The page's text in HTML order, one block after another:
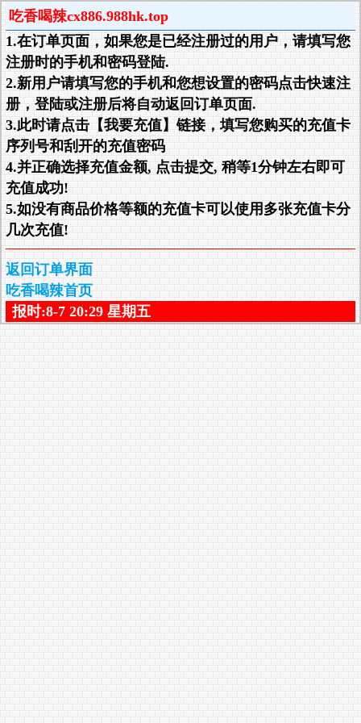
吃香喝辣cx886.988hk.top
1.在订单页面，如果您是已经注册过的用户，请填写您
注册时的手机和密码登陆.
2.新用户请填写您的手机和您想设置的密码点击快速注
册，登陆或注册后将自动返回订单页面.
3.此时请点击【我要充值】链接，填写您购买的充值卡
序列号和刮开的充值密码
4.并正确选择充值金额, 点击提交, 稍等1分钟左右即可
充值成功!
5.如没有商品价格等额的充值卡可以使用多张充值卡分
几次充值!
返回订单界面
吃香喝辣首页
报时:8-7 20:29 星期五